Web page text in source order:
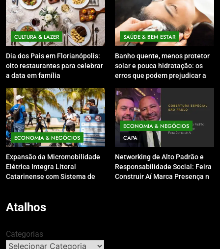
CULTURA & LAZER
Dia dos Pais em Florianópolis:
oito restaurantes para celebrar
a data em família
SAÚDE & BEM‑ESTAR
Banho quente, menos protetor
solar e pouca hidratação: os
erros que podem prejudicar a
inverno
ECONOMIA & NEGÓCIOS
Expansão da Micromobilidade
Elétrica Integra Litoral
Catarinense com Sistema de
ECONOMIA & NEGÓCIOS
CAPA
Networking de Alto Padrão e
Responsabilidade Social: Feira
Construir Aí Marca Presença no
Atalhos
Categorias